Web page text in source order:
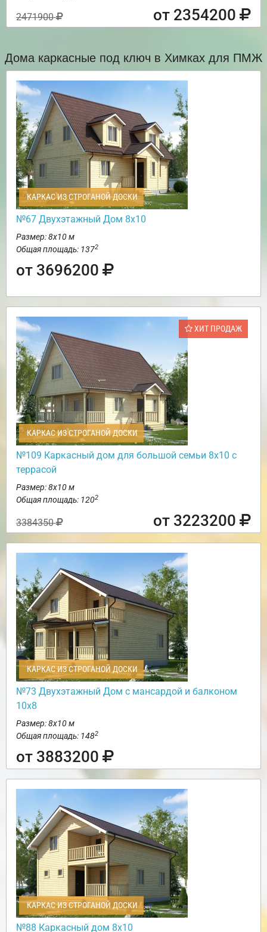
2471900 от 2354200
Дома каркасные под ключ в Химках для ПМЖ
КАРКАС ИЗ СТРОГАНОЙ ДОСКИ
№67 Двухэтажный Дом 8х10
Размер: 8х10 м
Общая площадь: 1372
от 3696200
ХИТ ПРОДАЖ
КАРКАС ИЗ СТРОГАНОЙ ДОСКИ
№109 Каркасный дом для большой семьи 8х10 с
террасой
Размер: 8х10 м
Общая площадь: 1202
3384350 от 3223200
КАРКАС ИЗ СТРОГАНОЙ ДОСКИ
№73 Двухэтажный Дом с мансардой и балконом
10х8
Размер: 8х10 м
Общая площадь: 1482
от 3883200
КАРКАС ИЗ СТРОГАНОЙ ДОСКИ
№88 Каркасный дом 8х10